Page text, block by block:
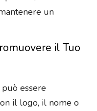
un
il Tuo
essere
il logo, il nome o